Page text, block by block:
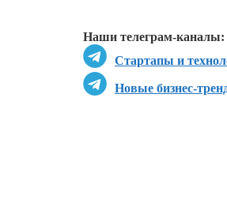
Наши телеграм-каналы:
Стартапы и
Новые бизнес-